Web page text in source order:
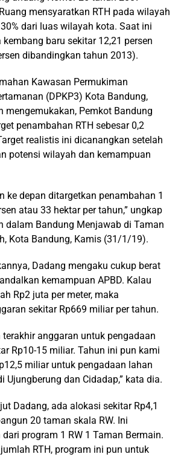
mensyaratkan RTH pada wilayah
dari luas wilayah kota. Saat ini
baru sekitar 12,21 persen
dibandingkan tahun 2013).
Kawasan Permukiman
(DPKP3) Kota Bandung,
mengemukakan, Pemkot Bandung
penambahan RTH sebesar 0,2
realistis ini dicanangkan setelah
potensi wilayah dan kemampuan
ke depan ditargetkan penambahan 1
atau 33 hektar per tahun,” ungkap
dalam Bandung Menjawab di Taman
Kota Bandung, Kamis (31/1/19).
Dadang mengaku cukup berat
kemampuan APBD. Kalau
Rp2 juta per meter, maka
sekitar Rp669 miliar per tahun.
anggaran untuk pengadaan
Rp10-15 miliar. Tahun ini pun kami
miliar untuk pengadaan lahan
Ujungberung dan Cidadap,” kata dia.
Dadang, ada alokasi sekitar Rp4,1
20 taman skala RW. Ini
program 1 RW 1 Taman Bermain.
RTH, program ini pun untuk